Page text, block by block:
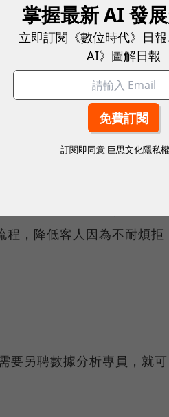
速蒐集顧客公開資料，解
程，降低客人因為不耐煩拒
要另聘數據分析專員，就可
掌握最新 AI 發
立即訂閱《數位時代》日
AI》圖解日報
訂閱即同意 巨思文化隱私